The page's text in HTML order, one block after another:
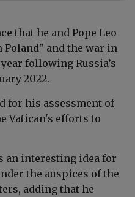
that he and Pope Leo
and the war in
following Russia’s
2022.
for his assessment of
Vatican's efforts to
an interesting idea for
the auspices of the
adding that he